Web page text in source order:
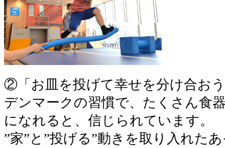
②「お皿を投げて幸せを分け合お
デンマークの習慣で、たくさん食
になれると、信じられています。
”家”と”投げる”動きを取り入れた